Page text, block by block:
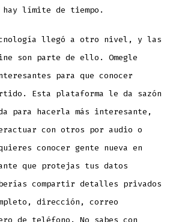
límite de tiempo.
llegó a otro nivel, y las
son parte de ello. Omegle
para que conocer
Esta plataforma le da sazón
para hacerla más interesante,
con otros por audio o
conocer gente nueva en
que protejas tus datos
compartir detalles privados
dirección, correo
de teléfono. No sabes con